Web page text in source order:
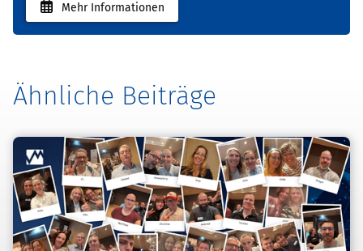
Mehr Informationen
Ähnliche Beiträge